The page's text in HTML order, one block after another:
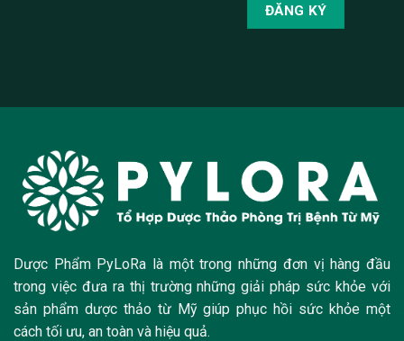
Dược Phẩm PyLoRa là một trong những đơn vị hàng đầu
trong việc đưa ra thị trường những giải pháp sức khỏe với
sản phẩm dược thảo từ Mỹ giúp phục hồi sức khỏe một
cách tối ưu, an toàn và hiệu quả.